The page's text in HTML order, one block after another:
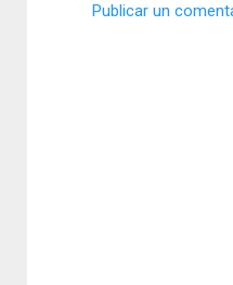
Publicar un